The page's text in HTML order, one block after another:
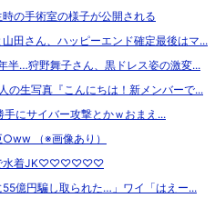
時の手術室の様子が公開される
山田さん、ハッピーエンド確定最後はマ...
半…狩野舞子さん、黒ドレス姿の激変...
の生写真『こんにちは！新メンバーで...
手にサイバー攻撃とかｗおまえ...
（※画像あり）
で水着JK♡♡♡♡♡♡
億円騙し取られた…」ワイ「はえー...